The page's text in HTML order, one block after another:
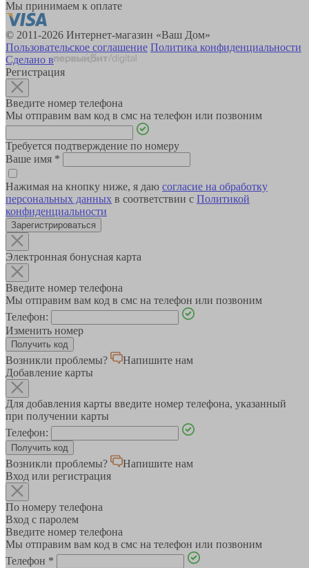
Мы принимаем к оплате
© 2011-2026 Интернет-магазин «Ваш Дом»
Пользовательское соглашение Политика конфиденциальности
Сделано в
Регистрация
Введите номер телефона
Мы отправим вам код в смс на телефон или позвоним
Требуется подтверждение по номеру
Ваше имя *
Нажимая на кнопку ниже, я даю согласие на обработку
персональных данных в соответствии с Политикой
конфиденциальности
Зарегистрироваться
Электронная бонусная карта
Введите номер телефона
Мы отправим вам код в смс на телефон или позвоним
Телефон:
Изменить номер
Возникли проблемы?
Напишите нам
Добавление карты
Для добавления карты введите номер телефона, указанный
при получении карты
Телефон:
Возникли проблемы?
Напишите нам
Вход или регистрация
По номеру телефона
Вход с паролем
Введите номер телефона
Мы отправим вам код в смс на телефон или позвоним
Телефон *